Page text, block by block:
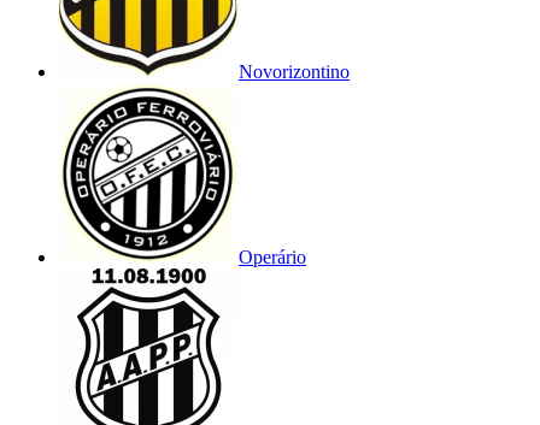
Novorizontino
Operário